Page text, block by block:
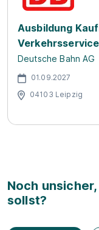
Ausbildung
Deutsche Bahn AG
01.09.2027
04103 Leipzig
Noch
sollst?